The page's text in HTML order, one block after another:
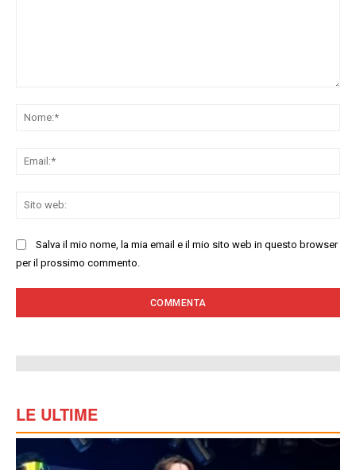
Salva il mio nome, la mia email e il mio sito web in questo browser
per il prossimo commento.
LE ULTIME